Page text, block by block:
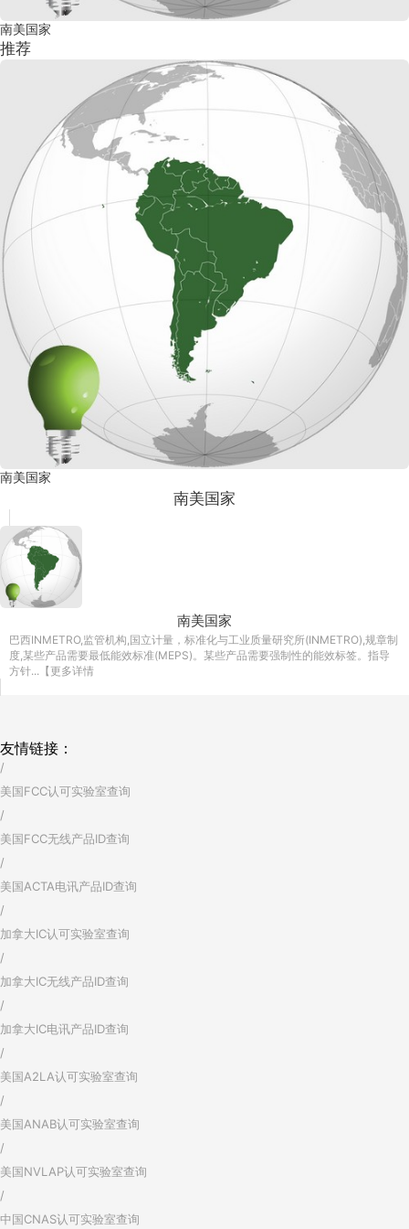
南美国家
推荐
南美国家
南美国家
南美国家
巴西INMETRO,监管机构,国立计量，标准化与工业质量研究所(INMETRO),规章制
度,某些产品需要最低能效标准(MEPS)。某些产品需要强制性的能效标签。指导
方针...【更多详情
友情链接：
/
美国FCC认可实验室查询
/
美国FCC无线产品ID查询
/
美国ACTA电讯产品ID查询
/
加拿大IC认可实验室查询
/
加拿大IC无线产品ID查询
/
加拿大IC电讯产品ID查询
/
美国A2LA认可实验室查询
/
美国ANAB认可实验室查询
/
美国NVLAP认可实验室查询
/
中国CNAS认可实验室查询